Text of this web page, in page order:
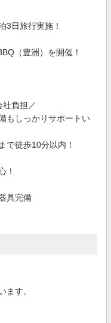
3日旅行実施！
（豊洲）を開催！
社負担／
もしっかりサポートい
で徒歩10分以内！
！
具完備
ます。